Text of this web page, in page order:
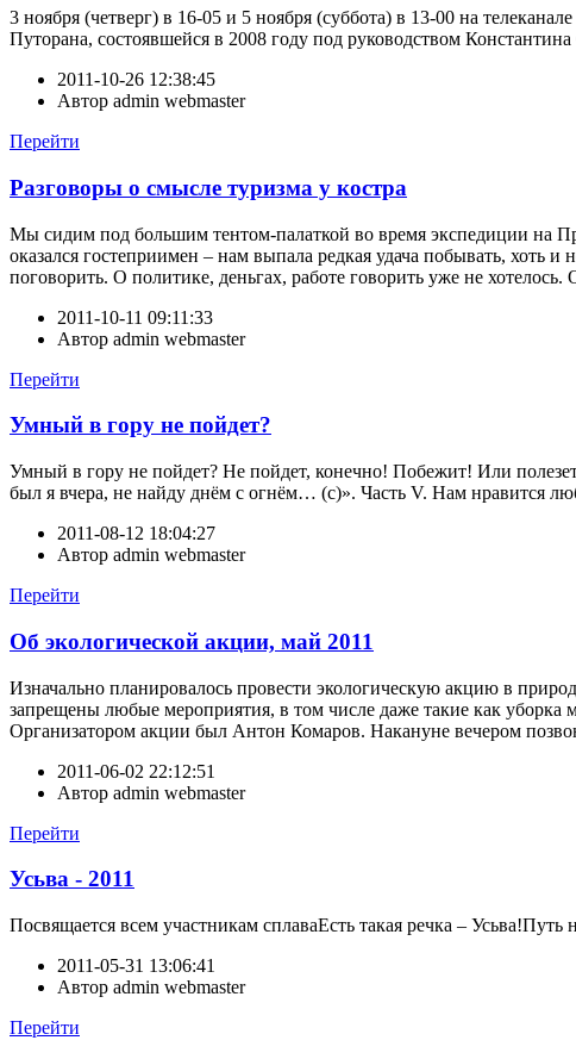
3 ноября (четверг) в 16-05 и 5 ноября (суббота) в 13-00 на
Путорана, состоявшейся в 2008 году под руководством
2011-10-26 12:38:45
Автор admin webmaster
Перейти
Разговоры о смысле туризма у костра
Мы сидим под большим тентом-палаткой во время экспедиции
оказался гостеприимен – нам выпала редкая удача побывать, хоть
поговорить. О политике, деньгах, работе говорить уже не
2011-10-11 09:11:33
Автор admin webmaster
Перейти
Умный в гору не пойдет?
Умный в гору не пойдет? Не пойдет, конечно! Побежит! Или
был я вчера, не найду днём с огнём… (с)». Часть V. Нам нравится
2011-08-12 18:04:27
Автор admin webmaster
Перейти
Об экологической акции, май 2011
Изначально планировалось провести экологическую акцию в
запрещены любые мероприятия, в том числе даже такие как
Организатором акции был Антон Комаров. Накануне вечером
2011-06-02 22:12:51
Автор admin webmaster
Перейти
Усьва - 2011
Посвящается всем участникам сплаваЕсть такая речка –
2011-05-31 13:06:41
Автор admin webmaster
Перейти